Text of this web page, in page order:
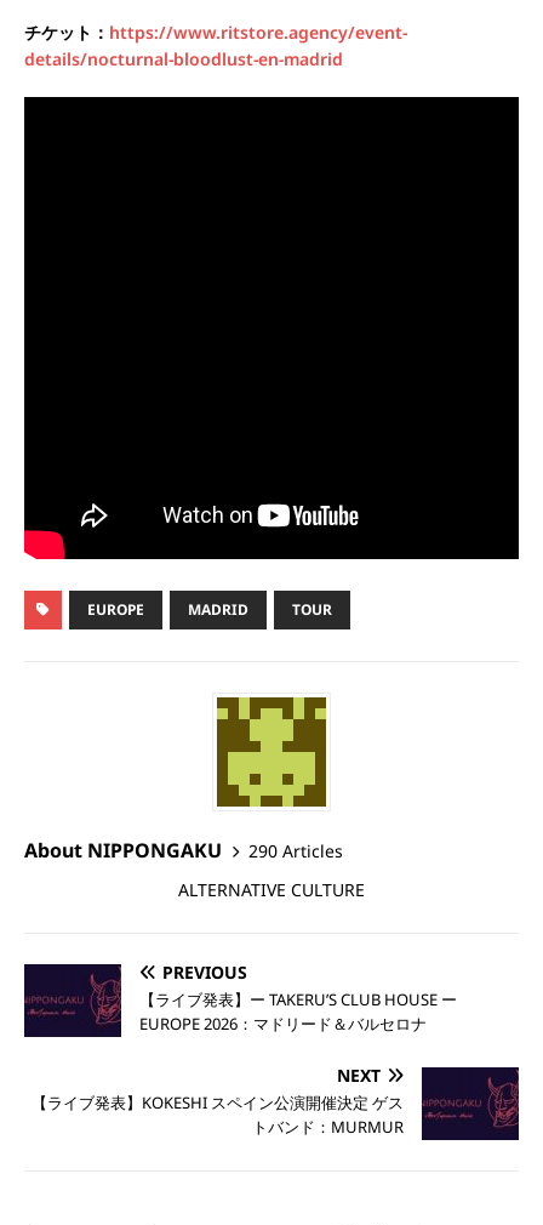
チケット： https://www.ritstore.agency/event-
details/nocturnal-bloodlust-en-madrid
EUROPE MADRID TOUR
About NIPPONGAKU
290 Articles
ALTERNATIVE CULTURE
PREVIOUS
【ライブ発表】ー TAKERU’S CLUB HOUSE ー
EUROPE 2026：マドリード＆バルセロナ
NEXT
【ライブ発表】KOKESHI スペイン公演開催決定 ゲス
トバンド：MURMUR